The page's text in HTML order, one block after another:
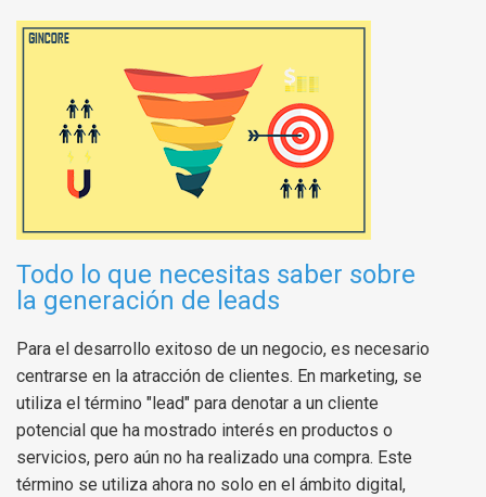
Todo lo que necesitas saber sobre
la generación de leads
Para el desarrollo exitoso de un negocio, es necesario
centrarse en la atracción de clientes. En marketing, se
utiliza el término "lead" para denotar a un cliente
potencial que ha mostrado interés en productos o
servicios, pero aún no ha realizado una compra. Este
término se utiliza ahora no solo en el ámbito digital,